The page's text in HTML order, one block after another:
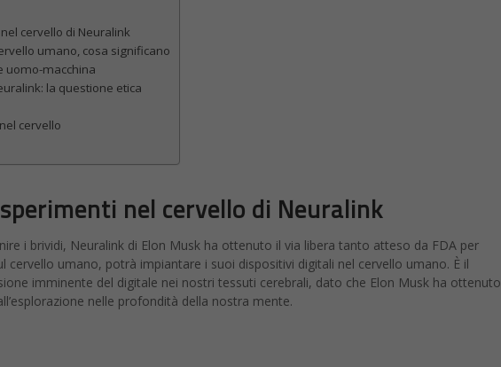
cervello di Neuralink
umano, cosa significano
uomo-macchina
la questione etica
cervello
nel cervello di Neuralink
i brividi, Neuralink di Elon Musk ha ottenuto il via libera tanto atteso da FDA per
cervello umano, potrà impiantare i suoi dispositivi digitali nel cervello umano. È il
imminente del digitale nei nostri tessuti cerebrali, dato che Elon Musk ha ottenuto
nelle profondità della nostra mente.